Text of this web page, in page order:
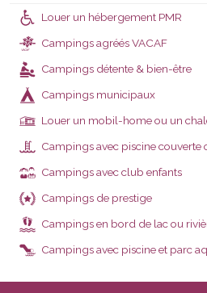
Louer un hébergement PMR
VACAF
Campings agréés VACAF
Campings détente & bien-être
Campings municipaux
Louer un mobil-home ou un
Campings avec piscine couverte
Campings avec club enfants
Campings de prestige
Campings en bord de lac ou
Campings avec piscine et parc